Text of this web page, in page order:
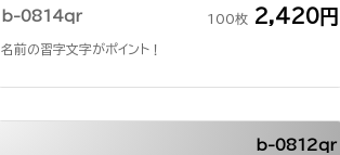
b-0814qr 100枚 2,420円
名前の習字文字がポイント！
b-0812qr